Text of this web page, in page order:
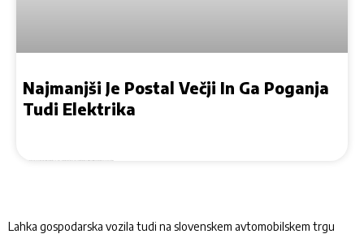
Najmanjši Je Postal Večji In Ga Poganja
Tudi Elektrika
Lahka gospodarska vozila tudi na slovenskem avtomobilskem trgu